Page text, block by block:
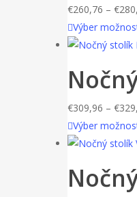
€260,76 – €
Výber
€309,96 – €
Výber